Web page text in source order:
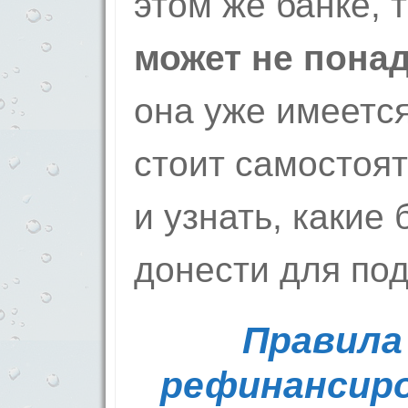
может не
она уже
стоит
и узнать, какие
донести для